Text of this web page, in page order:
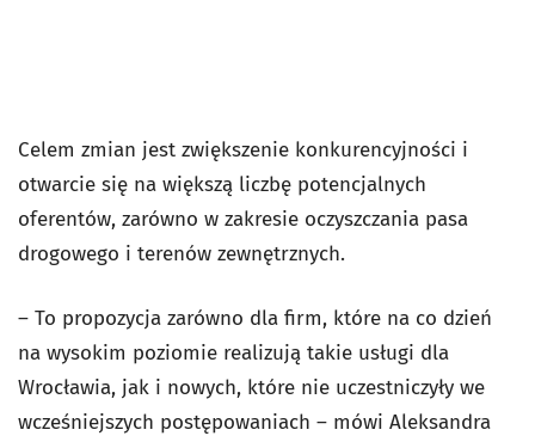
Celem zmian jest zwiększenie konkurencyjności i
otwarcie się na większą liczbę potencjalnych
oferentów, zarówno w zakresie oczyszczania pasa
drogowego i terenów zewnętrznych.
– To propozycja zarówno dla firm, które na co dzień
na wysokim poziomie realizują takie usługi dla
Wrocławia, jak i nowych, które nie uczestniczyły we
wcześniejszych postępowaniach – mówi Aleksandra